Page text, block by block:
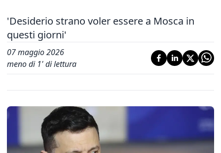
'Desiderio strano voler essere a Mosca in
questi giorni'
07 maggio 2026
meno di 1' di lettura